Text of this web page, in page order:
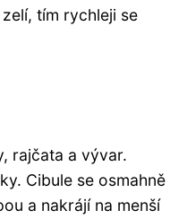
tím rychleji se
rajčata a vývar.
Cibule se osmahně
a nakrájí na menší